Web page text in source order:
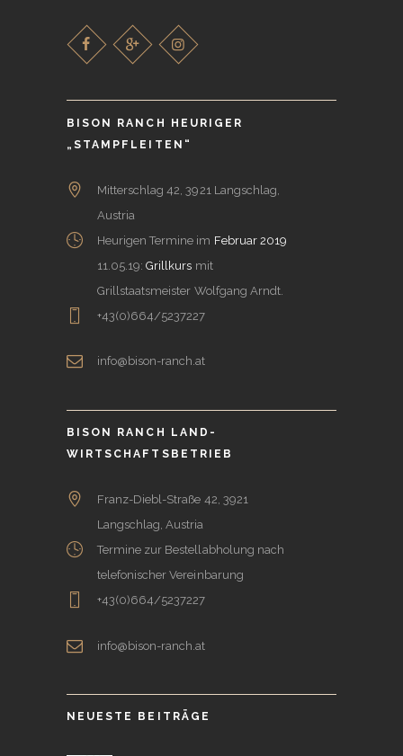
BISON RANCH HEURIGER
„STAMPFLEITEN“
Mitterschlag 42, 3921 Langschlag,
Austria
Heurigen Termine im Februar 2019
11.05.19:Grillkurs mit
Grillstaatsmeister Wolfgang Arndt.
+43(0)664/5237227
info@bison-ranch.at
BISON RANCH LAND-
WIRTSCHAFTSBETRIEB
Franz-Diebl-Straße 42, 3921
Langschlag, Austria
Termine zur Bestellabholung nach
telefonischer Vereinbarung
+43(0)664/5237227
info@bison-ranch.at
NEUESTE BEITRÄGE